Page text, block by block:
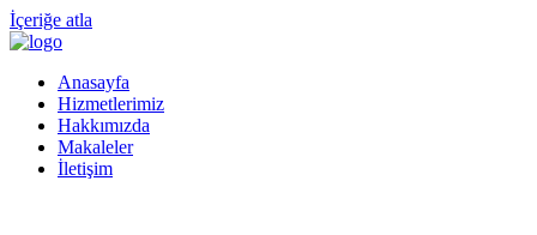
İçeriğe atla
Anasayfa
Hizmetlerimiz
Hakkımızda
Makaleler
İletişim